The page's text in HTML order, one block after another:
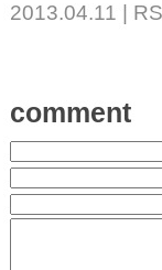
2013.04.11 |
comment